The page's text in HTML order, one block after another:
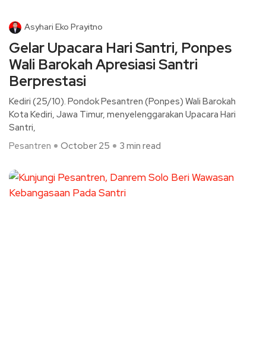
Asyhari Eko Prayitno
Gelar Upacara Hari Santri, Ponpes
Wali Barokah Apresiasi Santri
Berprestasi
Kediri (25/10). Pondok Pesantren (Ponpes) Wali Barokah
Kota Kediri, Jawa Timur, menyelenggarakan Upacara Hari
Santri,
Pesantren
October 25 3 min read